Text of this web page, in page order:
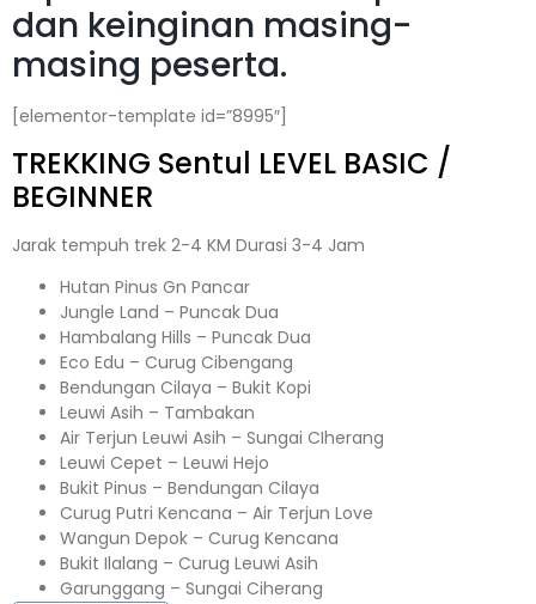
dan keinginan masing-
masing peserta.
[elementor-template id=”8995″]
TREKKING Sentul LEVEL BASIC /
BEGINNER
Jarak tempuh trek 2-4 KM Durasi 3-4 Jam
Hutan Pinus Gn Pancar
Jungle Land – Puncak Dua
Hambalang Hills – Puncak Dua
Eco Edu – Curug Cibengang
Bendungan Cilaya – Bukit Kopi
Leuwi Asih – Tambakan
Air Terjun Leuwi Asih – Sungai CIherang
Leuwi Cepet – Leuwi Hejo
Bukit Pinus – Bendungan Cilaya
Curug Putri Kencana – Air Terjun Love
Wangun Depok – Curug Kencana
Bukit Ilalang – Curug Leuwi Asih
Garunggang – Sungai Ciherang